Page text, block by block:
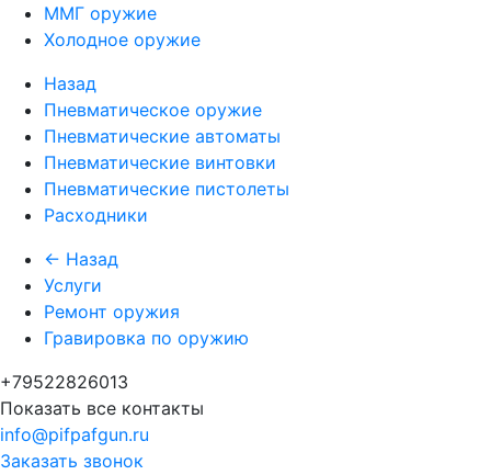
ММГ оружие
Холодное оружие
Назад
Пневматическое оружие
Пневматические автоматы
Пневматические винтовки
Пневматические пистолеты
Расходники
← Назад
Услуги
Ремонт оружия
Гравировка по оружию
+79522826013
Показать все контакты
info@pifpafgun.ru
Заказать звонок